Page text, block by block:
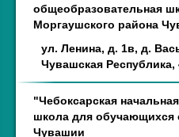
общеобразовательная
Моргаушского района
ул. Ленина, д. 1в, д.
Чувашская Республика,
"Чебоксарская
школа для
Чувашии